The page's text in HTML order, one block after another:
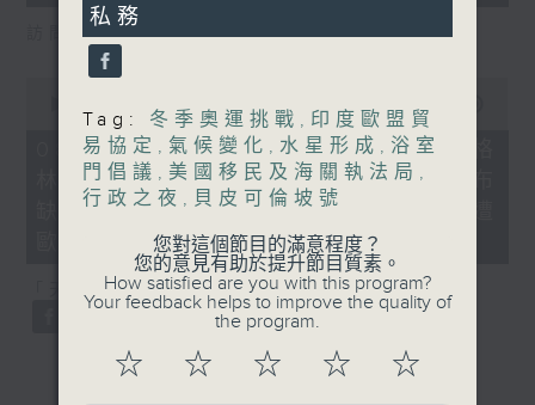
訪問︰何雅莉（精神科專科醫生）
minutes,
seconds
08/08/2026 - 韓國男團BTS不滿格
林美獎將音樂按地區或語言分類宣布
缺席、*國際足協擬出售世界盃股權遭
歐洲足協威脅杯葛
「天南地北任我行」：土耳其雪糕
私務
Tag: 冬季奧運挑戰 , 印度歐盟貿
易協定 , 氣候變化 , 水星形成 , 浴室
門倡議 , 美國移民及海關執法局 ,
行政之夜 , 貝皮可倫坡號
您對這個節目的滿意程度？
您的意見有助於提升節目質素。
How satisfied are you with this program?
Your feedback helps to improve the quality of
the program.
☆ ☆ ☆ ☆ ☆